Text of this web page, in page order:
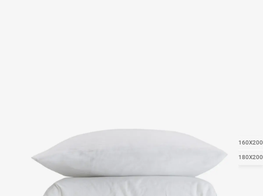
160X200
180X200